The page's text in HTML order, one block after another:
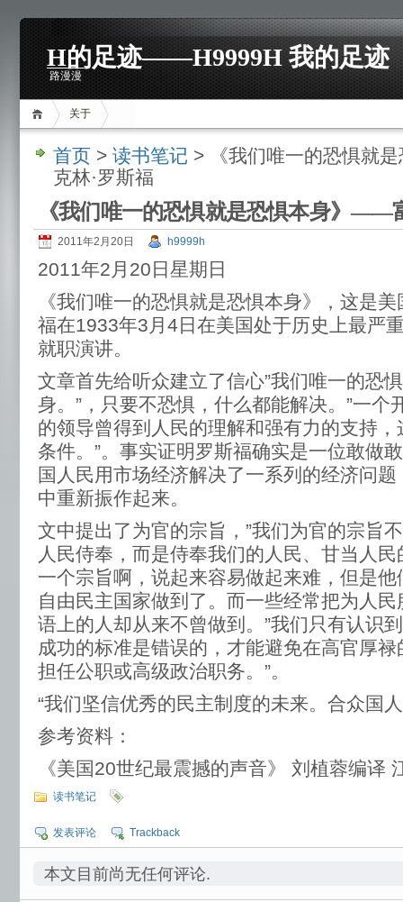
H的足迹——H9999H 我的足迹
路漫漫
关于
首页 > 读书笔记 > 《我们唯一的恐惧就
克林·罗斯福
《我们唯一的恐惧就是恐惧本身》——
2011年2月20日 h9999h
2011年2月20日星期日
《我们唯一的恐惧就是恐惧本身》，这是
福在1933年3月4日在美国处于历史上最严
就职演讲。
文章首先给听众建立了信心”我们唯一的恐
身。”，只要不恐惧，什么都能解决。”一个
的领导曾得到人民的理解和强有力的支持
条件。”。事实证明罗斯福确实是一位敢做
国人民用市场经济解决了一系列的经济问
中重新振作起来。
文中提出了为官的宗旨，”我们为官的宗旨
人民侍奉，而是侍奉我们的人民、甘当人民
一个宗旨啊，说起来容易做起来难，但是
自由民主国家做到了。而一些经常把为人
语上的人却从来不曾做到。”我们只有认识
成功的标准是错误的，才能避免在高官厚
担任公职或高级政治职务。”。
“我们坚信优秀的民主制度的未来。合众国
参考资料：
《美国20世纪最震撼的声音》 刘植蓉编译
读书笔记
发表评论 Trackback
本文目前尚无任何评论.